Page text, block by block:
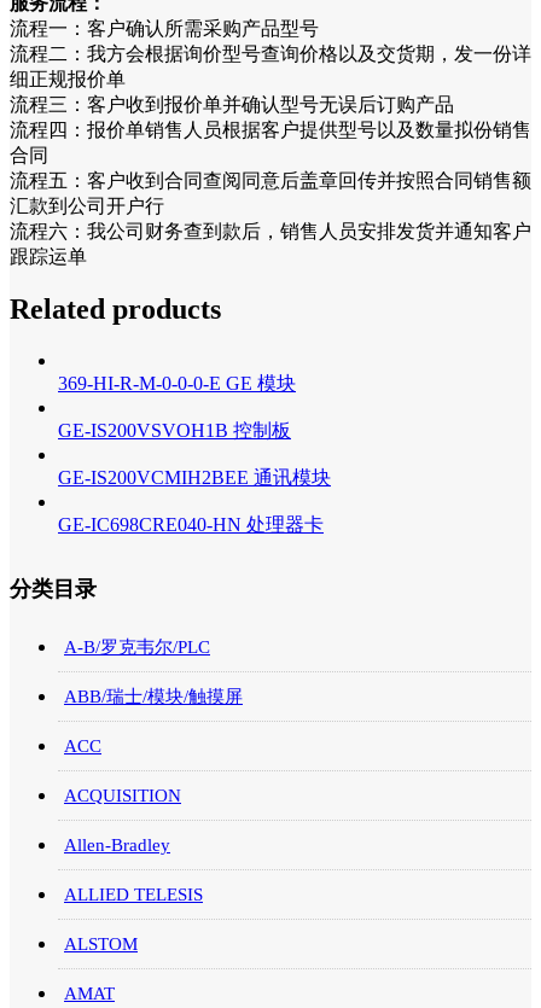
流程一：客户确认所需采购产品型号
流程二：我方会根据询价型号查询价格以及交货期，发一份详
细正规报价单
流程三：客户收到报价单并确认型号无误后订购产品
流程四：报价单销售人员根据客户提供型号以及数量拟份销售
合同
流程五：客户收到合同查阅同意后盖章回传并按照合同销售额
汇款到公司开户行
流程六：我公司财务查到款后，销售人员安排发货并通知客户
跟踪运单
Related products
369-HI-R-M-0-0-0-E GE 模块
GE-IS200VSVOH1B 控制板
GE-IS200VCMIH2BEE 通讯模块
GE-IC698CRE040-HN 处理器卡
分类目录
A-B/罗克韦尔/PLC
ABB/瑞士/模块/触摸屏
ACC
ACQUISITION
Allen-Bradley
ALLIED TELESIS
ALSTOM
AMAT